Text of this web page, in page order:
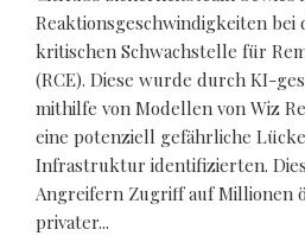
Reaktionsgeschwindigkeiten bei
kritischen Schwachstelle für
(RCE). Diese wurde durch KI-
mithilfe von Modellen von Wiz
eine potenziell gefährliche
Infrastruktur identifizierten.
Angreifern Zugriff auf Millionen
privater...